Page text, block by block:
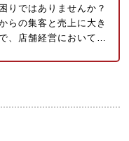
りではありませんか？
らの集客と売上に大き
、店舗経営において…